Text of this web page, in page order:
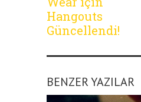
Hangouts
Güncellendi!
BENZER YAZILAR